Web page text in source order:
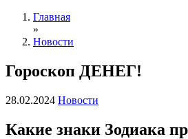
Главная
»
Новости
Гороскоп ДЕНЕГ!
28.02.2024 Новости
Какие знаки Зодиака